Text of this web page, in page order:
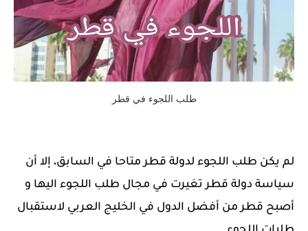
طلب اللجوء في قطر
لم يكن طلب اللجوء لدولة قطر متاحا في السابق، إلا أن
سياسة دولة قطر تغيرت في مجال طلب اللجوء اليها و
أصبح قطر من أفضل الدول في الخليج العربي لاستقبال